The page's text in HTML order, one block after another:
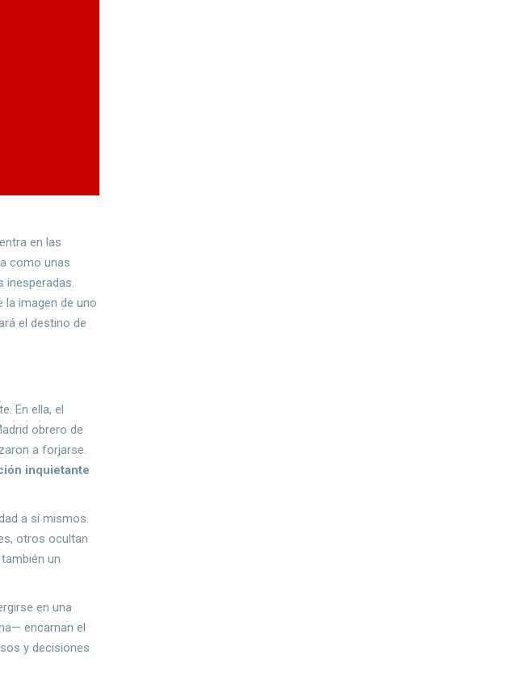
en las
como unas
inesperadas.
la imagen de uno
el destino de
En ella, el
obrero de
a forjarse.
inquietante
a sí mismos.
otros ocultan
un
en una
encarnan el
y decisiones